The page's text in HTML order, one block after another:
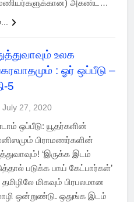
அகண்ட…
உலக
: ஓர் ஒப்பீடு –
5
July 27, 2020
ஒப்பீடு: யூதர்களின்
பிராமணர்களின்
‘இருக்க இடம்
படுக்க பாய் கேட்பார்கள்’
மிகவும் பிரபலமான
ஒன்றுண்டு. ஒதுங்க இடம்